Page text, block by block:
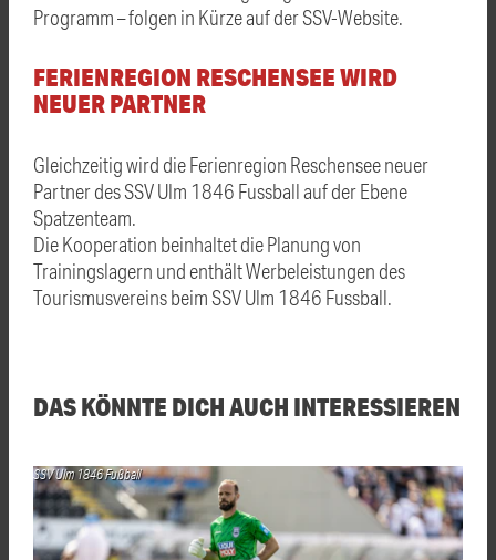
Programm – folgen in Kürze auf der SSV-Website.
FERIENREGION RESCHENSEE WIRD
NEUER PARTNER
Gleichzeitig wird die Ferienregion Reschensee neuer
Partner des SSV Ulm 1846 Fussball auf der Ebene
Spatzenteam.
Die Kooperation beinhaltet die Planung von
Trainingslagern und enthält Werbeleistungen des
Tourismusvereins beim SSV Ulm 1846 Fussball.
DAS KÖNNTE DICH AUCH INTERESSIEREN
SSV Ulm 1846 Fußball